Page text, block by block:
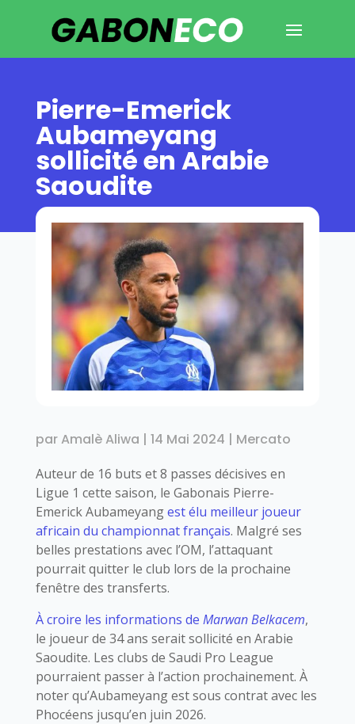
Pierre-Emerick
Aubameyang
sollicité en Arabie
Saoudite
parAmalè Aliwa | 14 Mai 2024 | Mercato
Auteur de 16 buts et 8 passes décisives en
Ligue 1 cette saison, le Gabonais Pierre-
Emerick Aubameyangest élu meilleur joueur
africain du championnat français. Malgré ses
belles prestations avec l’OM, l’attaquant
pourrait quitter le club lors de la prochaine
fenêtre des transferts.
À croire les informations de Marwan Belkacem,
le joueur de 34 ans serait sollicité en Arabie
Saoudite. Les clubs de Saudi Pro League
pourraient passer à l’action prochainement. À
noter qu’Aubameyang est sous contrat avec les
Phocéens jusqu’en juin 2026.